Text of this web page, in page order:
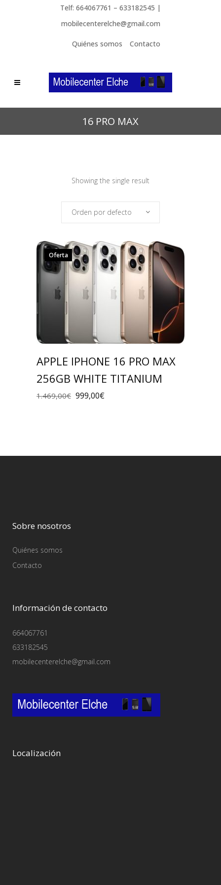
Telf: 664067761 – 633182545 |
mobilecenterelche@gmail.com
Quiénes somos Contacto
16 PRO MAX
Showing the single result
Orden por defecto
Oferta
APPLE IPHONE 16 PRO MAX
256GB WHITE TITANIUM
1.469,00€ 999,00€
Sobre nosotros
Quiénes somos
Contacto
Información de contacto
664067761
633182545
mobilecenterelche@gmail.com
Localización